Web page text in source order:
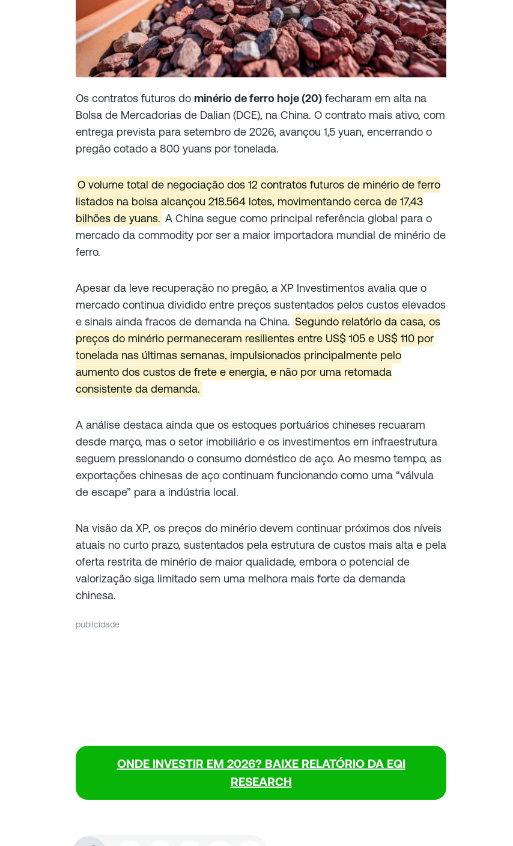
Os contratos futuros do minério de ferro hoje (20) fecharam em alta na
Bolsa de Mercadorias de Dalian (DCE), na China. O contrato mais ativo, com
entrega prevista para setembro de 2026, avançou 1,5 yuan, encerrando o
pregão cotado a 800 yuans por tonelada.
O volume total de negociação dos 12 contratos futuros de minério de ferro
listados na bolsa alcançou 218.564 lotes, movimentando cerca de 17,43
bilhões de yuans. A China segue como principal referência global para o
mercado da commodity por ser a maior importadora mundial de minério de
ferro.
Apesar da leve recuperação no pregão, a XP Investimentos avalia que o
mercado continua dividido entre preços sustentados pelos custos elevados
e sinais ainda fracos de demanda na China. Segundo relatório da casa, os
preços do minério permaneceram resilientes entre US$ 105 e US$ 110 por
tonelada nas últimas semanas, impulsionados principalmente pelo
aumento dos custos de frete e energia, e não por uma retomada
consistente da demanda.
A análise destaca ainda que os estoques portuários chineses recuaram
desde março, mas o setor imobiliário e os investimentos em infraestrutura
seguem pressionando o consumo doméstico de aço. Ao mesmo tempo, as
exportações chinesas de aço continuam funcionando como uma “válvula
de escape” para a indústria local.
Na visão da XP, os preços do minério devem continuar próximos dos níveis
atuais no curto prazo, sustentados pela estrutura de custos mais alta e pela
oferta restrita de minério de maior qualidade, embora o potencial de
valorização siga limitado sem uma melhora mais forte da demanda
chinesa.
publicidade
ONDE INVESTIR EM 2026? BAIXE RELATÓRIO DA EQI
RESEARCH